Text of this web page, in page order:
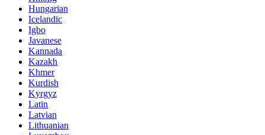
Hungarian
Icelandic
Igbo
Javanese
Kannada
Kazakh
Khmer
Kurdish
Kyrgyz
Latin
Latvian
Lithuanian